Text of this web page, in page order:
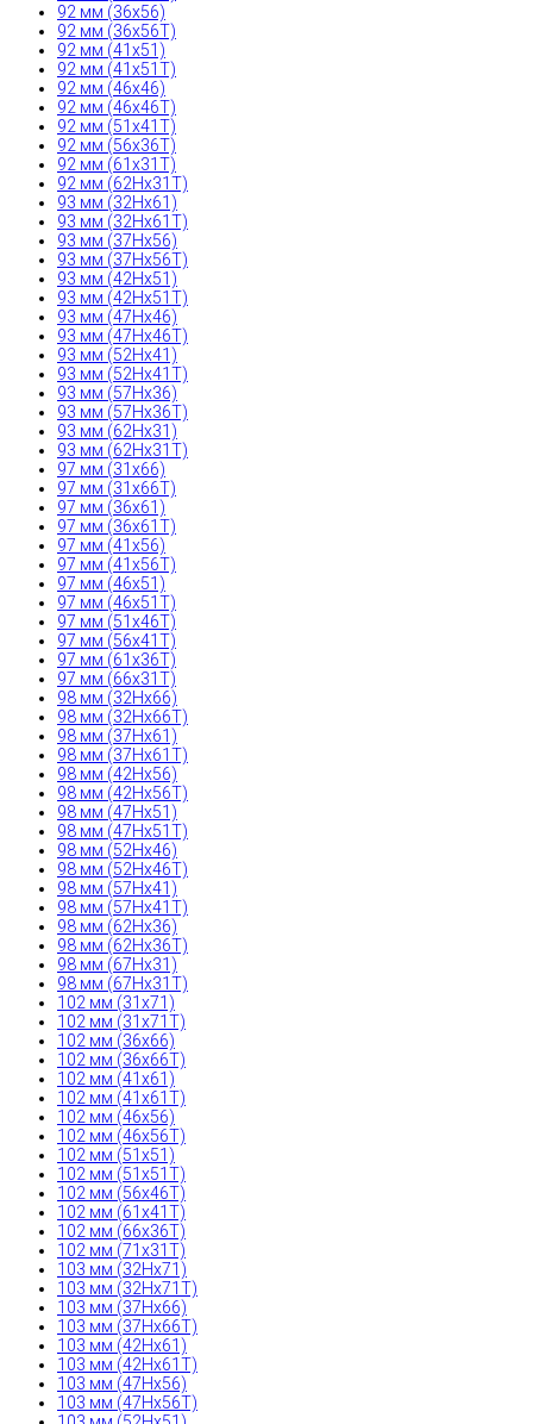
92 мм (36x56)
92 мм (36x56T)
92 мм (41x51)
92 мм (41x51T)
92 мм (46x46)
92 мм (46x46T)
92 мм (51x41T)
92 мм (56x36T)
92 мм (61x31T)
92 мм (62Hx31T)
93 мм (32Hx61)
93 мм (32Hx61T)
93 мм (37Hx56)
93 мм (37Hx56T)
93 мм (42Hx51)
93 мм (42Hx51T)
93 мм (47Hx46)
93 мм (47Hx46T)
93 мм (52Hx41)
93 мм (52Hx41T)
93 мм (57Hx36)
93 мм (57Hx36T)
93 мм (62Hx31)
93 мм (62Hx31T)
97 мм (31x66)
97 мм (31x66T)
97 мм (36x61)
97 мм (36x61T)
97 мм (41x56)
97 мм (41x56T)
97 мм (46x51)
97 мм (46x51T)
97 мм (51x46T)
97 мм (56x41T)
97 мм (61x36T)
97 мм (66x31T)
98 мм (32Hx66)
98 мм (32Hx66T)
98 мм (37Hx61)
98 мм (37Hx61T)
98 мм (42Hx56)
98 мм (42Hx56T)
98 мм (47Hx51)
98 мм (47Hx51T)
98 мм (52Hx46)
98 мм (52Hx46T)
98 мм (57Hx41)
98 мм (57Hx41T)
98 мм (62Hx36)
98 мм (62Hx36T)
98 мм (67Hx31)
98 мм (67Hx31T)
102 мм (31x71)
102 мм (31x71T)
102 мм (36x66)
102 мм (36x66T)
102 мм (41x61)
102 мм (41x61T)
102 мм (46x56)
102 мм (46x56T)
102 мм (51x51)
102 мм (51x51T)
102 мм (56x46T)
102 мм (61x41T)
102 мм (66x36T)
102 мм (71x31T)
103 мм (32Hx71)
103 мм (32Hx71T)
103 мм (37Hx66)
103 мм (37Hx66T)
103 мм (42Hx61)
103 мм (42Hx61T)
103 мм (47Hx56)
103 мм (47Hx56T)